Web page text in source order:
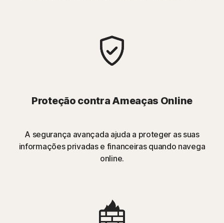
Proteção contra Ameaças Online
A segurança avançada ajuda a proteger as suas
informações privadas e financeiras quando navega
online.